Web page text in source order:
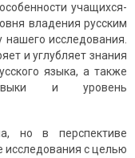
учащихся-
владения русским
исследования.
и углубляет знания
языка, а также
и уровень
но в перспективе
исследования с целью